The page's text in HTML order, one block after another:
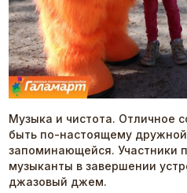
Музыка и чистота. Отличное
быть по-настоящему
запоминающейся. Участники
музыканты в завершении
джазовый джем.